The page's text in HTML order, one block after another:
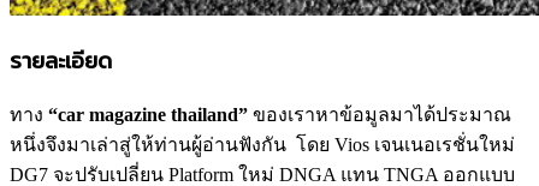
รายละเอียด
ทาง “car magazine thailand” ของเราหาข้อมูลมาได้ประมาณ
หนึ่งจึงมาเล่าสู่ให้ท่านผู้อ่านฟังกัน โดย Vios เจนเนอเรชั่นใหม่
DG7 จะปรับเปลี่ยน Platform ใหม่ DNGA แทน TNGA ออกแบบ